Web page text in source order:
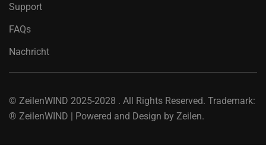
Support
FAQs
Nachricht
© ZeilenWIND 2025-2028 . All Rights Reserved. Trademark:
® ZeilenWIND | Powered and Design by Zeilen.